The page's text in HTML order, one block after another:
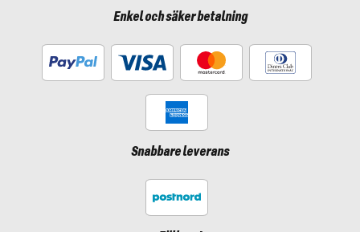
Enkel och säker betalning
Snabbare leverans